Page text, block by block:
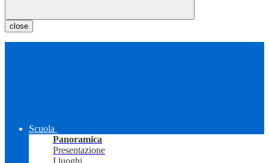
close
Scuola
Panoramica
Presentazione